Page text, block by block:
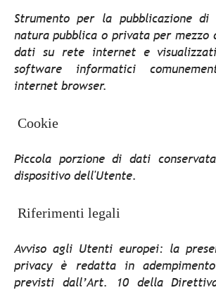
Strumento per la pubblicazione
natura pubblica o privata per
dati su rete internet e
software informatici
internet browser.
Cookie
Piccola porzione di dati
dispositivo dell'Utente.
Riferimenti legali
Avviso agli Utenti europei: la
privacy è redatta in
previsti dall’Art. 10 della